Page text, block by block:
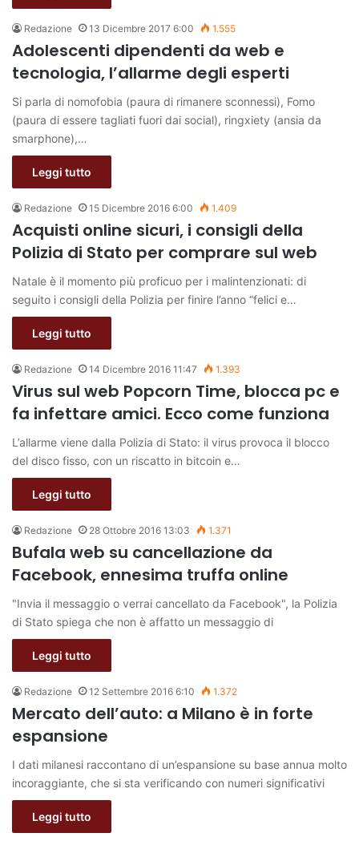
Redazione 13 Dicembre 2017 6:00 1.555
Adolescenti dipendenti da web e
tecnologia, l’allarme degli esperti
Si parla di nomofobia (paura di rimanere sconnessi), Fomo
(paura di essere tagliati fuori dai social), ringxiety (ansia da
smarphone),…
Leggi tutto
Redazione 15 Dicembre 2016 6:00 1.409
Acquisti online sicuri, i consigli della
Polizia di Stato per comprare sul web
Natale è il momento più proficuo per i malintenzionati: di
seguito i consigli della Polizia per finire l’anno “felici e…
Leggi tutto
Redazione 14 Dicembre 2016 11:47 1.393
Virus sul web Popcorn Time, blocca pc e
fa infettare amici. Ecco come funziona
L’allarme viene dalla Polizia di Stato: il virus provoca il blocco
del disco fisso, con un riscatto in bitcoin e…
Leggi tutto
Redazione 28 Ottobre 2016 13:03 1.371
Bufala web su cancellazione da
Facebook, ennesima truffa online
"Invia il messaggio o verrai cancellato da Facebook", la Polizia
di Stato spiega che non è affatto un messaggio di
Leggi tutto
Redazione 12 Settembre 2016 6:10 1.372
Mercato dell’auto: a Milano è in forte
espansione
I dati milanesi raccontano di un’espansione su base annua molto
incoraggiante, che si sta verificando con numeri significativi
Leggi tutto